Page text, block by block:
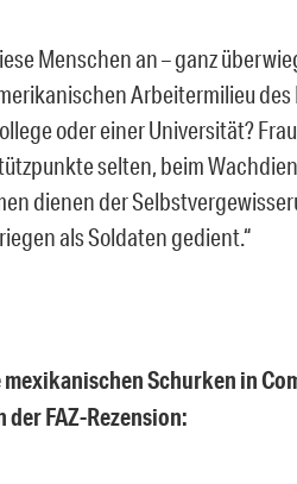
Menschen an – ganz
Arbeitermilieu
oder einer Universität?
selten, beim
dienen der
als Soldaten gedient.“
Schurken in
der FAZ-Rezension: